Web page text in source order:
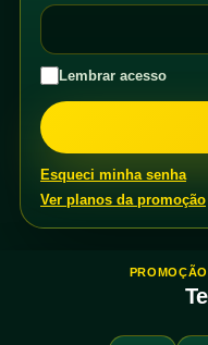
Lembrar acesso
Esqueci minha senha
Ver planos da promoção